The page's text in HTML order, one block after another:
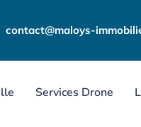
contact@maloys-
Services Drone